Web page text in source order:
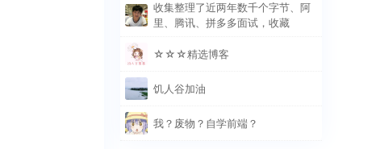
收集整理了近两年数千个字节、阿
里、腾讯、拼多多面试，收藏
☆☆☆精选博客
饥人谷加油
我？废物？自学前端？